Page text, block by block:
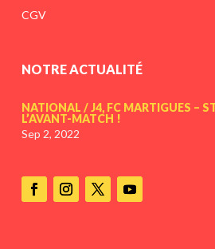
CGV
NOTRE ACTUALITÉ
NATIONAL / J4, FC MARTIGUES –
L’AVANT-MATCH !
Sep 2, 2022